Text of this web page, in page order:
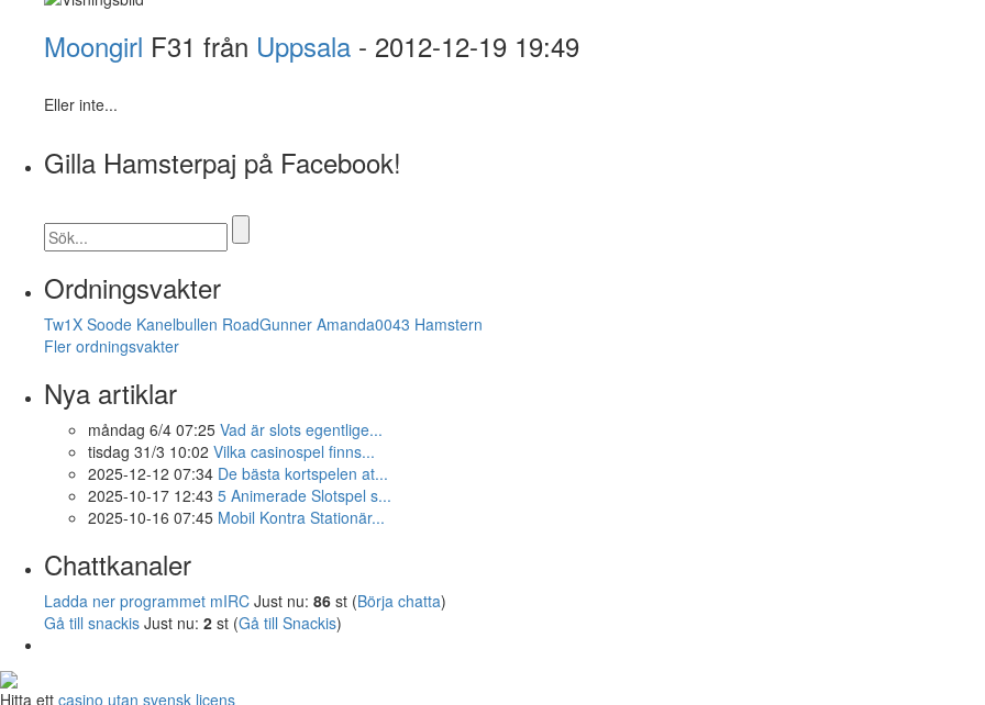
Moongirl F31 från Uppsala - 2012-12-19 19:49
Eller inte...
Gilla Hamsterpaj på Facebook!
Ordningsvakter
Tw1X Soode Kanelbullen RoadGunner Amanda0043 Hamstern
Fler ordningsvakter
Nya artiklar
måndag 6/4 07:25 Vad är slots egentlige...
tisdag 31/3 10:02 Vilka casinospel finns...
2025-12-12 07:34 De bästa kortspelen at...
2025-10-17 12:43 5 Animerade Slotspel s...
2025-10-16 07:45 Mobil Kontra Stationär...
Chattkanaler
Ladda ner programmet mIRC Just nu: 86 st (Börja chatta)
Gå till snackis Just nu: 2 st (Gå till Snackis)
Hitta ett casino utan svensk licens